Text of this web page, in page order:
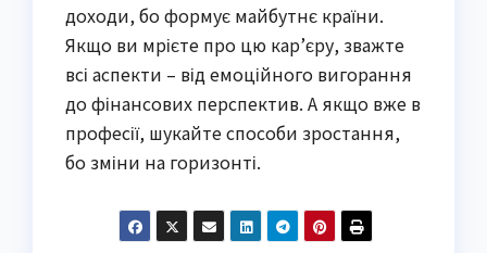
доходи, бо формує майбутнє країни.
Якщо ви мрієте про цю кар’єру, зважте
всі аспекти – від емоційного вигорання
до фінансових перспектив. А якщо вже в
професії, шукайте способи зростання,
бо зміни на горизонті.